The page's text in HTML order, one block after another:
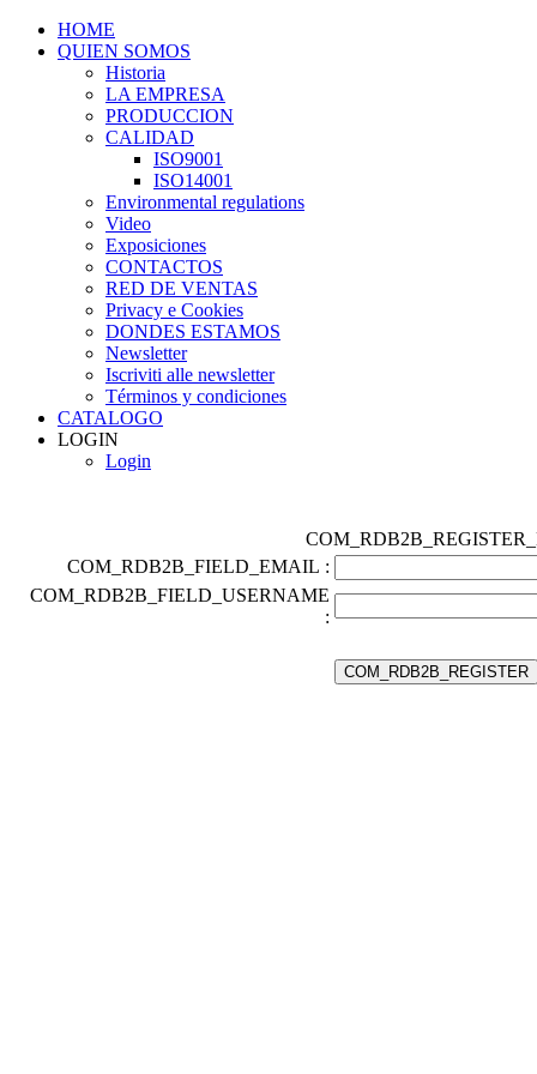
HOME
QUIEN SOMOS
Historia
LA EMPRESA
PRODUCCION
CALIDAD
ISO9001
ISO14001
Environmental regulations
Video
Exposiciones
CONTACTOS
RED DE VENTAS
Privacy e Cookies
DONDES ESTAMOS
Newsletter
Iscriviti alle newsletter
Términos y condiciones
CATALOGO
LOGIN
Login
COM_RDB2B_FIELD_EMAIL :
COM_RDB2B_FIELD_USERNAME
: